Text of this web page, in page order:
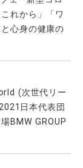
れから」「ワ
心身の健康の
(次世代リー
日本代表団
BMW GROUP